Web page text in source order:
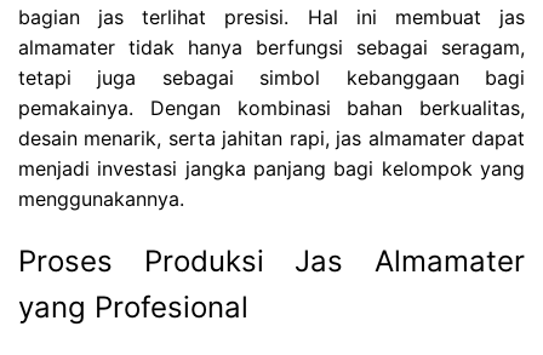
bagian jas terlihat presisi. Hal ini membuat jas
almamater tidak hanya berfungsi sebagai seragam,
tetapi juga sebagai simbol kebanggaan bagi
pemakainya. Dengan kombinasi bahan berkualitas,
desain menarik, serta jahitan rapi, jas almamater dapat
menjadi investasi jangka panjang bagi kelompok yang
menggunakannya.
Proses Produksi Jas Almamater
yang Profesional